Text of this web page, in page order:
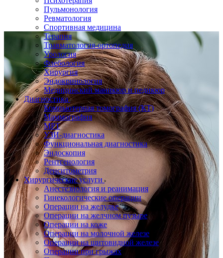
Пульмонология
Ревматология
Спортивная медицина
Терапия
Травматология-ортопедия
Урология
Флебология
Хирургия
Эндокринология
Медицинский маникюр и педикюр
Диагностика
Компьютерная томография (КТ)
Маммография
МРТ
УЗИ-диагностика
Функциональная диагностика
Эндоскопия
Рентгенология
Денситометрия
Хирургические услуги
Анестезиология и реанимация
Гинекологические операции
Операции на желудке
Операции на желчном пузыре
Операции на коже
Операции на молочной железе
Операции на щитовидной железе
Операции при грыжах